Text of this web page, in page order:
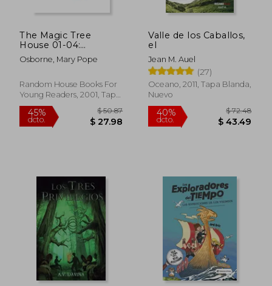
40%
The Magic Tree
House 01-04:
Dinosaurs Before
Dark (en Inglés)
Osborne, Mary Pope
Random House Books For
Young Readers, 2001, Tapa
Blanda, Nuevo
Valle de los Caballos,
el
Jean M. Auel
(27)
Oceano, 2011, Tapa Blanda,
Nuevo